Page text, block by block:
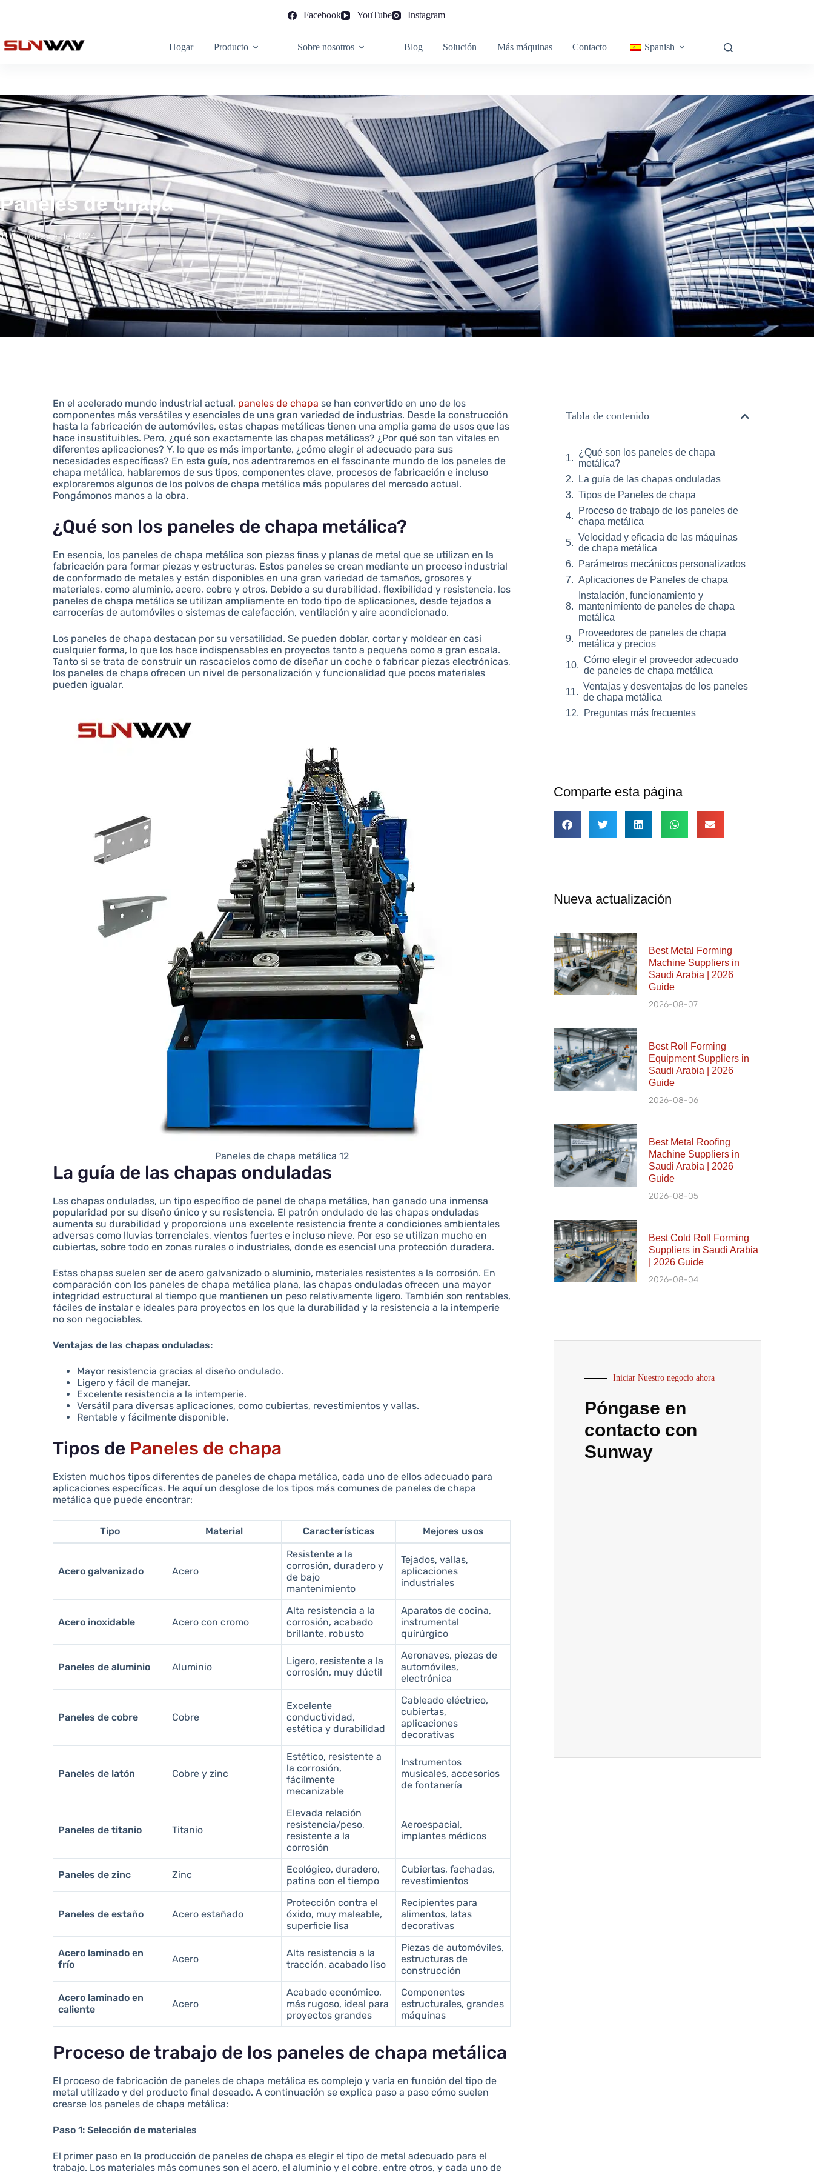
Facebook YouTube Instagram
Hogar Producto Sobre nosotros Blog Solución Más máquinas Contacto Spanish
Paneles de chapa
11 de octubre de 2024
En el acelerado mundo industrial actual, paneles de chapa se han convertido en uno de los
componentes más versátiles y esenciales de una gran variedad de industrias. Desde la construcción
hasta la fabricación de automóviles, estas chapas metálicas tienen una amplia gama de usos que las
hace insustituibles. Pero, ¿qué son exactamente las chapas metálicas? ¿Por qué son tan vitales en
diferentes aplicaciones? Y, lo que es más importante, ¿cómo elegir el adecuado para sus
necesidades específicas? En esta guía, nos adentraremos en el fascinante mundo de los paneles de
chapa metálica, hablaremos de sus tipos, componentes clave, procesos de fabricación e incluso
exploraremos algunos de los polvos de chapa metálica más populares del mercado actual.
Pongámonos manos a la obra.
¿Qué son los paneles de chapa metálica?
En esencia, los paneles de chapa metálica son piezas finas y planas de metal que se utilizan en la
fabricación para formar piezas y estructuras. Estos paneles se crean mediante un proceso industrial
de conformado de metales y están disponibles en una gran variedad de tamaños, grosores y
materiales, como aluminio, acero, cobre y otros. Debido a su durabilidad, flexibilidad y resistencia, los
paneles de chapa metálica se utilizan ampliamente en todo tipo de aplicaciones, desde tejados a
carrocerías de automóviles o sistemas de calefacción, ventilación y aire acondicionado.
Los paneles de chapa destacan por su versatilidad. Se pueden doblar, cortar y moldear en casi
cualquier forma, lo que los hace indispensables en proyectos tanto a pequeña como a gran escala.
Tanto si se trata de construir un rascacielos como de diseñar un coche o fabricar piezas electrónicas,
los paneles de chapa ofrecen un nivel de personalización y funcionalidad que pocos materiales
pueden igualar.
Paneles de chapa metálica 12
La guía de las chapas onduladas
Las chapas onduladas, un tipo específico de panel de chapa metálica, han ganado una inmensa
popularidad por su diseño único y su resistencia. El patrón ondulado de las chapas onduladas
aumenta su durabilidad y proporciona una excelente resistencia frente a condiciones ambientales
adversas como lluvias torrenciales, vientos fuertes e incluso nieve. Por eso se utilizan mucho en
cubiertas, sobre todo en zonas rurales o industriales, donde es esencial una protección duradera.
Estas chapas suelen ser de acero galvanizado o aluminio, materiales resistentes a la corrosión. En
comparación con los paneles de chapa metálica plana, las chapas onduladas ofrecen una mayor
integridad estructural al tiempo que mantienen un peso relativamente ligero. También son rentables,
fáciles de instalar e ideales para proyectos en los que la durabilidad y la resistencia a la intemperie
no son negociables.
Ventajas de las chapas onduladas:
Mayor resistencia gracias al diseño ondulado.
Ligero y fácil de manejar.
Excelente resistencia a la intemperie.
Versátil para diversas aplicaciones, como cubiertas, revestimientos y vallas.
Rentable y fácilmente disponible.
Tipos de Paneles de chapa
Existen muchos tipos diferentes de paneles de chapa metálica, cada uno de ellos adecuado para
aplicaciones específicas. He aquí un desglose de los tipos más comunes de paneles de chapa
metálica que puede encontrar:
Tipo Material Características Mejores usos
Acero galvanizado Acero
Resistente a la
corrosión, duradero y
de bajo
mantenimiento
Tejados, vallas,
aplicaciones
industriales
Acero inoxidable Acero con cromo
Alta resistencia a la
corrosión, acabado
brillante, robusto
Aparatos de cocina,
instrumental
quirúrgico
Paneles de aluminio Aluminio
Ligero, resistente a la
corrosión, muy dúctil
Aeronaves, piezas de
automóviles,
electrónica
Paneles de cobre Cobre
Excelente
conductividad,
estética y durabilidad
Cableado eléctrico,
cubiertas,
aplicaciones
decorativas
Paneles de latón Cobre y zinc
Estético, resistente a
la corrosión,
fácilmente
mecanizable
Instrumentos
musicales, accesorios
de fontanería
Paneles de titanio Titanio
Elevada relación
resistencia/peso,
resistente a la
corrosión
Aeroespacial,
implantes médicos
Paneles de zinc Zinc
Ecológico, duradero,
patina con el tiempo
Cubiertas, fachadas,
revestimientos
Paneles de estaño Acero estañado
Protección contra el
óxido, muy maleable,
superficie lisa
Recipientes para
alimentos, latas
decorativas
Acero laminado en
frío
Acero
Alta resistencia a la
tracción, acabado liso
Piezas de automóviles,
estructuras de
construcción
Acero laminado en
caliente
Acero
Acabado económico,
más rugoso, ideal para
proyectos grandes
Componentes
estructurales, grandes
máquinas
Proceso de trabajo de los paneles de chapa metálica
El proceso de fabricación de paneles de chapa metálica es complejo y varía en función del tipo de
metal utilizado y del producto final deseado. A continuación se explica paso a paso cómo suelen
crearse los paneles de chapa metálica:
Paso 1: Selección de materiales
El primer paso en la producción de paneles de chapa es elegir el tipo de metal adecuado para el
trabajo. Los materiales más comunes son el acero, el aluminio y el cobre, entre otros, y cada uno de
Tabla de contenido
¿Qué son los paneles de chapa
metálica?
La guía de las chapas onduladas
Tipos de Paneles de chapa
Proceso de trabajo de los paneles de
chapa metálica
Velocidad y eficacia de las máquinas
de chapa metálica
Parámetros mecánicos personalizados
Aplicaciones de Paneles de chapa
Instalación, funcionamiento y
mantenimiento de paneles de chapa
metálica
Proveedores de paneles de chapa
metálica y precios
Cómo elegir el proveedor adecuado
de paneles de chapa metálica
Ventajas y desventajas de los paneles
de chapa metálica
Preguntas más frecuentes
Comparte esta página
Nueva actualización
Best Metal Forming
Machine Suppliers in
Saudi Arabia | 2026
Guide
2026-08-07
Best Roll Forming
Equipment Suppliers in
Saudi Arabia | 2026
Guide
2026-08-06
Best Metal Roofing
Machine Suppliers in
Saudi Arabia | 2026
Guide
2026-08-05
Best Cold Roll Forming
Suppliers in Saudi Arabia
| 2026 Guide
2026-08-04
Iniciar Nuestro negocio ahora
Póngase en
contacto con
Sunway